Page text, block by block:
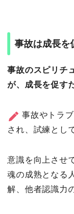
事故は成長を
事故のスピリチ
が、成長を促す
事故やトラ
され、試練とし
意識を向上させ
魂の成熟となる
解、他者認識力